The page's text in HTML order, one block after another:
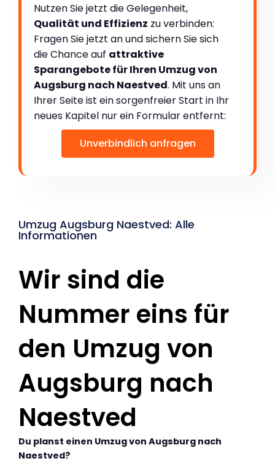
Nutzen Sie jetzt die Gelegenheit,
Qualität und Effizienz zu verbinden:
Fragen Sie jetzt an und sichern Sie sich
die Chance auf attraktive
Sparangebote für Ihren Umzug von
Augsburg nach Naestved. Mit uns an
Ihrer Seite ist ein sorgenfreier Start in Ihr
neues Kapitel nur ein Formular entfernt:
Unverbindlich anfragen
Umzug Augsburg Naestved: Alle
Informationen
Wir sind die
Nummer eins für
den Umzug von
Augsburg nach
Naestved
Du planst einen Umzug von Augsburg nach
Naestved?